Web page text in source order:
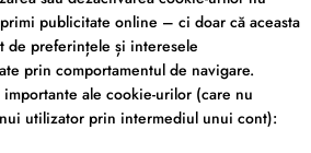
publicitate online – ci doar că aceasta
de preferințele și interesele
prin comportamentul de navigare.
ale cookie-urilor (care nu
utilizator prin intermediul unui cont):